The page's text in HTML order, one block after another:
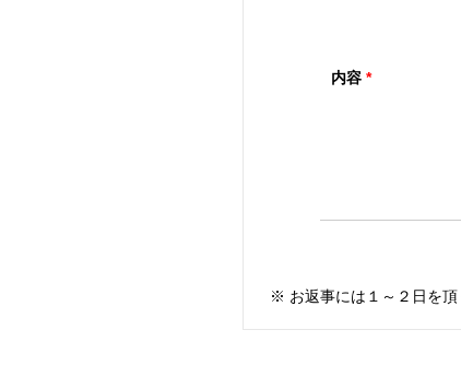
内容 *
※ お返事には１～２日を頂